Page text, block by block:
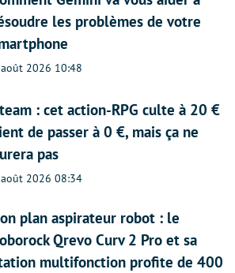
les problèmes de votre
2026 10:48
: cet action-RPG culte à 20 €
de passer à 0 €, mais ça ne
pas
2026 08:34
plan aspirateur robot : le
Qrevo Curv 2 Pro et sa
multifonction profite de 400